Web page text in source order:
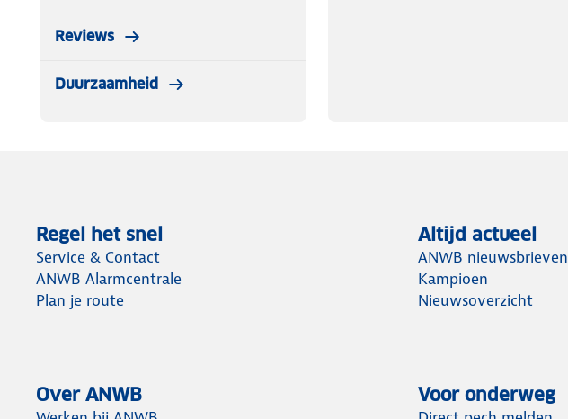
Reviews
Duurzaamheid
Regel het snel
Service & Contact
ANWB Alarmcentrale
Plan je route
Altijd actueel
ANWB nieuwsbrieven
Kampioen
Nieuwsoverzicht
Over ANWB Voor onderweg